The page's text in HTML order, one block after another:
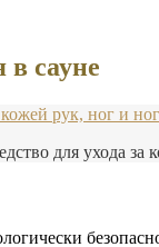
в сауне
рук, ног и
для ухода